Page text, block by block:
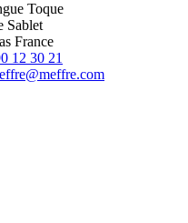
Toque
Sablet
France
12 30 21